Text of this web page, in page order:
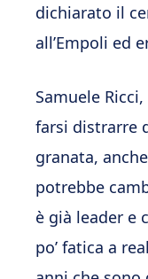
dichiarato il
all’Empoli ed
Samuele
farsi distrarre
granata,
potrebbe
è già leader e
po’ fatica a